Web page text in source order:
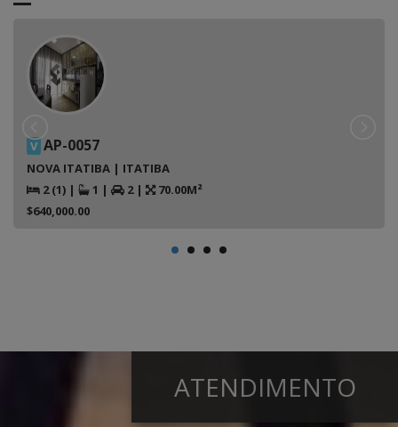
V AP-0057
NOVA ITATIBA | ITATIBA
2 (1) | 1 | 2 |
70.00M²
$640,000.00
ATENDIMENTO